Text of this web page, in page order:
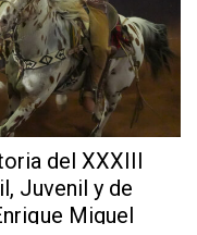
del XXXIII
Juvenil y de
Miguel